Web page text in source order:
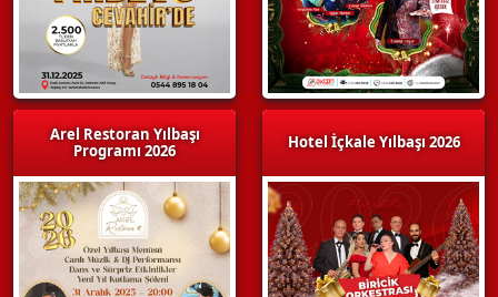
Arel Restoran Yılbaşı
Programı 2026
Hotel İçkale Yılbaşı 2026